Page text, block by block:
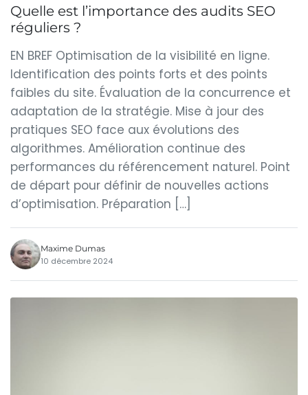
Quelle est l’importance des audits SEO
réguliers ?
EN BREF Optimisation de la visibilité en ligne.
Identification des points forts et des points
faibles du site. Évaluation de la concurrence et
adaptation de la stratégie. Mise à jour des
pratiques SEO face aux évolutions des
algorithmes. Amélioration continue des
performances du référencement naturel. Point
de départ pour définir de nouvelles actions
d’optimisation. Préparation […]
Maxime Dumas
10 décembre 2024